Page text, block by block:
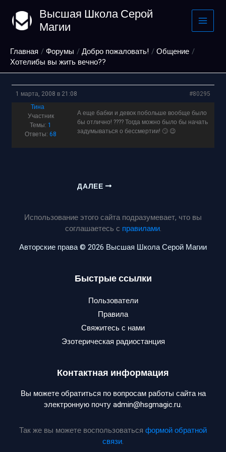
содержимому
Высшая Школа Серой
Магии
Главная Форумы Добро пожаловать!
Общение
Хотелибы вы жить вечно??
1 марта, 2008 в 21:08
#80295
Тина
Участник
Темы:1
Ответы:68
А еще бабки и девок побольше вообще было
бы отлично! ???? Тогда можно было бы начать
задумываться о бессмертии! 🙄 😉
ДАЛЕЕ
Использование этого сайта подразумевает, что вы
соглашаетесь с правилами.
Авторские права © 2026 Высшая Школа Серой Магии
Быстрые ссылки
Пользователи
Правила
Свяжитесь с нами
Эзотерическая радиостанция
Контактная информация
Вы можете обратиться по вопросам работы сайта на
электронную почту admin@hsgmagic.ru.
Так же вы можете воспользоваться формой обратной
связи.